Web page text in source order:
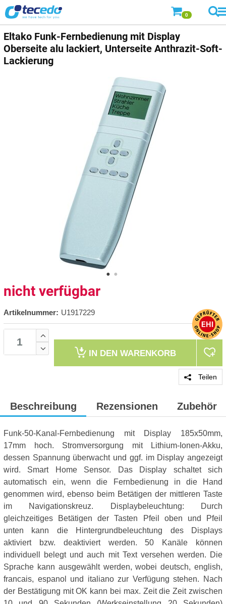
0
Eltako Funk-Fernbedienung mit Display
Oberseite alu lackiert, Unterseite Anthrazit-Soft-
Lackierung
nicht verfügbar
Artikelnummer: U1917229
IN DEN WARENKORB
Teilen
Beschreibung Rezensionen Zubehör
Funk-50-Kanal-Fernbedienung mit Display 185x50mm,
17mm hoch. Stromversorgung mit Lithium-Ionen-Akku,
dessen Spannung überwacht und ggf. im Display angezeigt
wird. Smart Home Sensor. Das Display schaltet sich
automatisch ein, wenn die Fernbedienung in die Hand
genommen wird, ebenso beim Betätigen der mittleren Taste
im Navigationskreuz. Displaybeleuchtung: Durch
gleichzeitiges Betätigen der Tasten Pfeil oben und Pfeil
unten kann die Hintergrundbeleuchtung des Displays
aktiviert bzw. deaktiviert werden. 50 Kanäle können
individuell belegt und auch mit Text versehen werden. Die
Sprache kann ausgewählt werden, wobei deutsch, english,
francais, espanol und italiano zur Verfügung stehen. Nach
der Bestätigung mit OK kann bei max. Zeit die Zeit zwischen